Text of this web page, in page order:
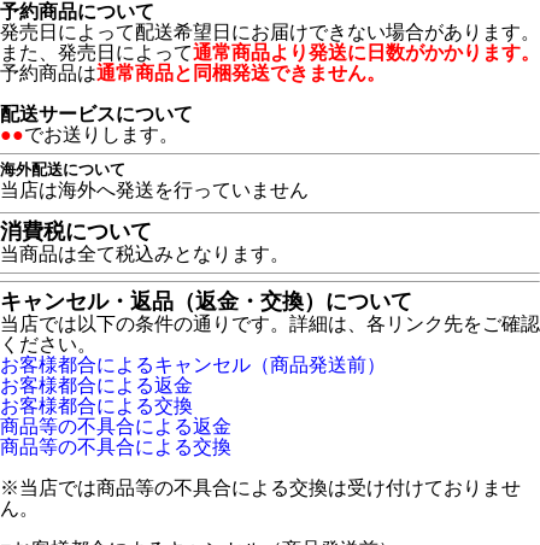
予約商品について
発売日によって配送希望日にお届けできない場合があります。
また、発売日によって通常商品より発送に日数がかかります。
予約商品は通常商品と同梱発送できません。
配送サービスについて
●●でお送りします。
海外配送について
当店は海外へ発送を行っていません
消費税について
当商品は全て税込みとなります。
キャンセル・返品（返金・交換）について
当店では以下の条件の通りです。詳細は、各リンク先をご確認
ください。
お客様都合によるキャンセル（商品発送前）
お客様都合による返金
お客様都合による交換
商品等の不具合による返金
商品等の不具合による交換
※当店では商品等の不具合による交換は受け付けておりませ
ん。